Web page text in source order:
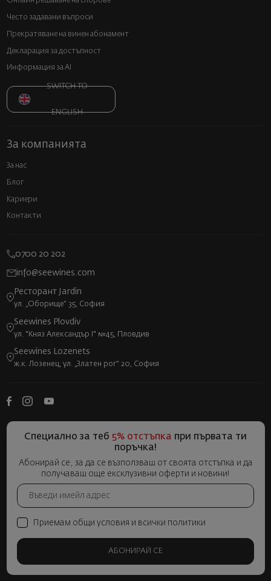
Често задавани въпроси
Прекратяване на винен абонамент
Декларация за достъпност
Информация за AI
SWITCH TO
ENGLISH
За компанията
За нас
Блог
Кариери
Контакти
0700 20 202
info@seewines.com
Ресторант Jardin
ул. „Оборище“ 35, София
Seewines Plovdiv
ул. "Княз Александър I" №45, Пловдив
Seewines Lozenets
ж.к. Лозенец, ул. „Златен рог“ 20, София
Специално за теб 5% отстъпка при първата ти
поръчка!
Абонирай се, за да се възползваш от своята отстъпка и да
получаваш още ексклузивни оферти и новини!
Приемам общи условия и всички политики
АБОНИРАЙ СЕ